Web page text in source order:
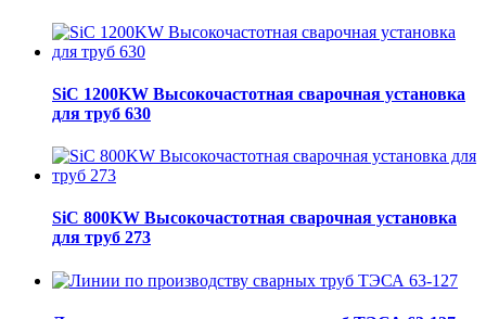
SiC 1200KW Высокочастотная сварочная установка
для труб 630
SiC 800KW Высокочастотная сварочная установка
для труб 273